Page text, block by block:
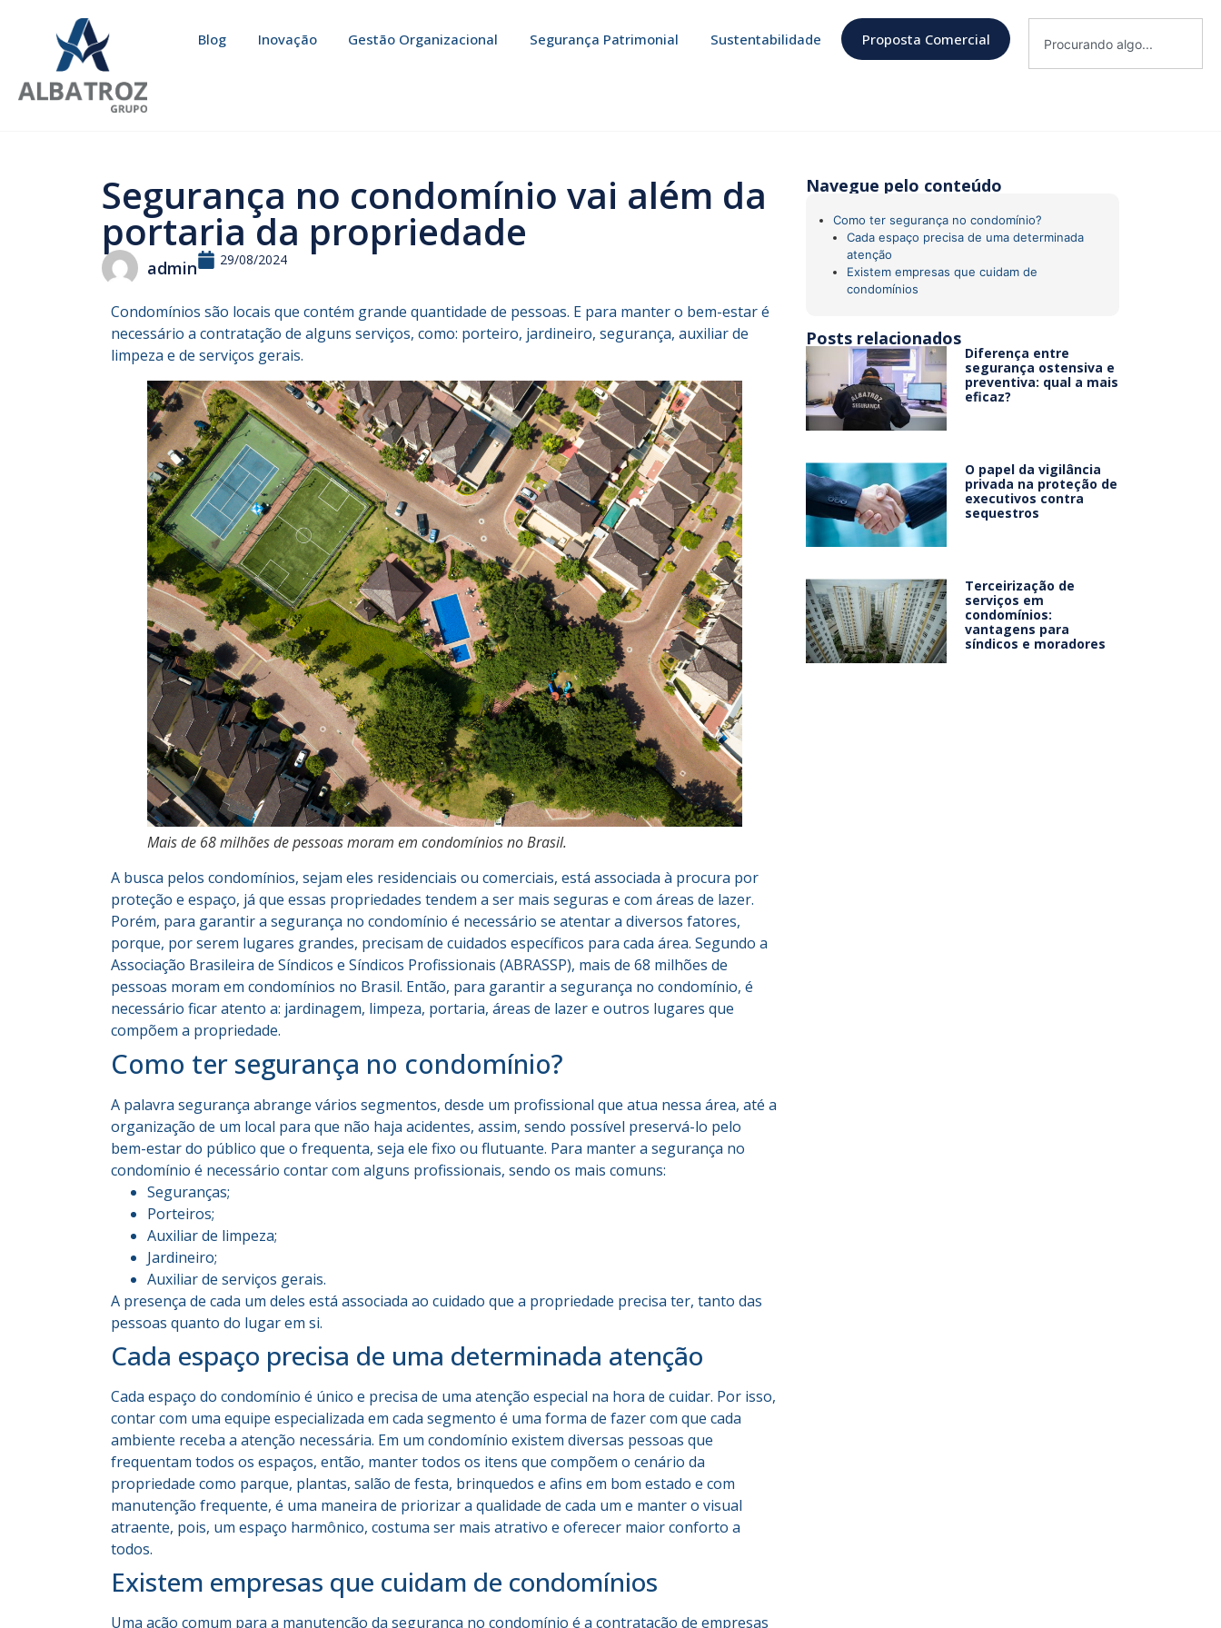
Blog Inovação Gestão Organizacional Segurança Patrimonial Sustentabilidade Proposta Comercial
Segurança no condomínio vai além da
portaria da propriedade
admin 29/08/2024
Condomínios são locais que contém grande quantidade de pessoas. E para manter o bem-estar é
necessário a contratação de alguns serviços, como: porteiro, jardineiro, segurança, auxiliar de
limpeza e de serviços gerais.
Mais de 68 milhões de pessoas moram em condomínios no Brasil.
A busca pelos condomínios, sejam eles residenciais ou comerciais, está associada à procura por
proteção e espaço, já que essas propriedades tendem a ser mais seguras e com áreas de lazer.
Porém, para garantir a segurança no condomínio é necessário se atentar a diversos fatores,
porque, por serem lugares grandes, precisam de cuidados específicos para cada área. Segundo a
Associação Brasileira de Síndicos e Síndicos Profissionais (ABRASSP), mais de 68 milhões de
pessoas moram em condomínios no Brasil. Então, para garantir a segurança no condomínio, é
necessário ficar atento a: jardinagem, limpeza, portaria, áreas de lazer e outros lugares que
compõem a propriedade.
Como ter segurança no condomínio?
A palavra segurança abrange vários segmentos, desde um profissional que atua nessa área, até a
organização de um local para que não haja acidentes, assim, sendo possível preservá-lo pelo
bem-estar do público que o frequenta, seja ele fixo ou flutuante. Para manter a segurança no
condomínio é necessário contar com alguns profissionais, sendo os mais comuns:
Seguranças;
Porteiros;
Auxiliar de limpeza;
Jardineiro;
Auxiliar de serviços gerais.
A presença de cada um deles está associada ao cuidado que a propriedade precisa ter, tanto das
pessoas quanto do lugar em si.
Cada espaço precisa de uma determinada atenção
Cada espaço do condomínio é único e precisa de uma atenção especial na hora de cuidar. Por isso,
contar com uma equipe especializada em cada segmento é uma forma de fazer com que cada
ambiente receba a atenção necessária. Em um condomínio existem diversas pessoas que
frequentam todos os espaços, então, manter todos os itens que compõem o cenário da
propriedade como parque, plantas, salão de festa, brinquedos e afins em bom estado e com
manutenção frequente, é uma maneira de priorizar a qualidade de cada um e manter o visual
atraente, pois, um espaço harmônico, costuma ser mais atrativo e oferecer maior conforto a
todos.
Existem empresas que cuidam de condomínios
Uma ação comum para a manutenção da segurança no condomínio é a contratação de empresas
Navegue pelo conteúdo
Como ter segurança no condomínio?
Cada espaço precisa de uma determinada
atenção
Existem empresas que cuidam de
condomínios
Posts relacionados
Diferença entre
segurança ostensiva e
preventiva: qual a mais
eficaz?
O papel da vigilância
privada na proteção de
executivos contra
sequestros
Terceirização de
serviços em
condomínios:
vantagens para
síndicos e moradores